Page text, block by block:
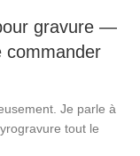
gravure —
commander
Je parle à
tout le